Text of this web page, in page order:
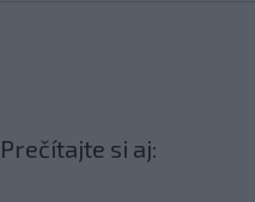
Prečítajte si aj: